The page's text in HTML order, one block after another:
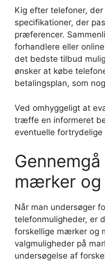
Kig efter telefoner,
specifikationer, der
præferencer.
forhandlere eller
det bedste tilbud
ønsker at købe
betalingsplan, som
Ved omhyggeligt at
træffe en informeret
eventuelle
mærker og
Når man undersøger
telefonmuligheder, er
forskellige mærker og
valgmuligheder på
undersøgelse af